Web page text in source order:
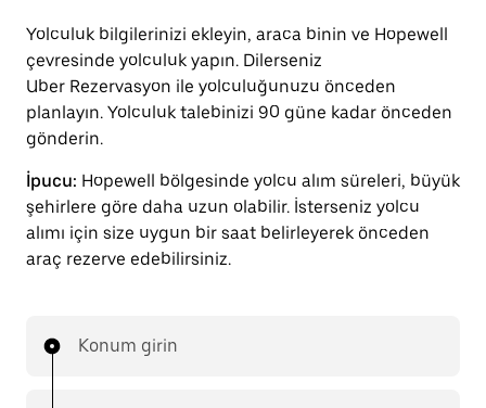
Yolculuk bilgilerinizi ekleyin, araca binin ve Hopewell
çevresinde yolculuk yapın. Dilerseniz
Uber Rezervasyon ile yolculuğunuzu önceden
planlayın. Yolculuk talebinizi 90 güne kadar önceden
gönderin.
İpucu: Hopewell bölgesinde yolcu alım süreleri, büyük
şehirlere göre daha uzun olabilir. İsterseniz yolcu
alımı için size uygun bir saat belirleyerek önceden
araç rezerve edebilirsiniz.
Konum girin